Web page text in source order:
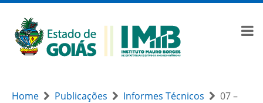
Home Publicações Informes Técnicos
07 –